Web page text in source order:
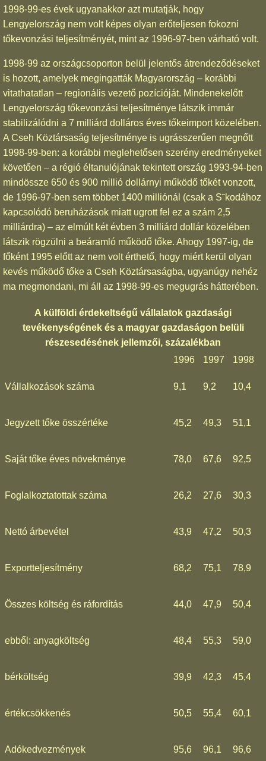
1998-99-es évek ugyanakkor azt mutatják, hogy
Lengyelország nem volt képes olyan erőteljesen fokozni
tőkevonzási teljesítményét, mint az 1996-97-ben várható volt.
1998-99 az országcsoporton belül jelentős átrendeződéseket
is hozott, amelyek megingatták Magyarország – korábbi
vitathatatlan – regionális vezető pozícióját. Mindenekelőtt
Lengyelország tőkevonzási teljesítménye látszik immár
stabilizálódni a 7 milliárd dolláros éves tőkeimport közelében.
A Cseh Köztársaság teljesítménye is ugrásszerűen megnőtt
1998-99-ben: a korábbi meglehetősen szerény eredményeket
követően – a régió éltanulójának tekintett ország 1993-94-ben
mindössze 650 és 900 millió dollárnyi működő tőkét vonzott,
de 1996-97-ben sem többet 1400 milliónál (csak a S˘kodához
kapcsolódó beruházások miatt ugrott fel ez a szám 2,5
milliárdra) – az elmúlt két évben 3 milliárd dollár közelében
látszik rögzülni a beáramló működő tőke. Ahogy 1997-ig, de
főként 1995 előtt az nem volt érthető, hogy miért kerül olyan
kevés működő tőke a Cseh Köztársaságba, ugyanúgy nehéz
ma megmondani, mi áll az 1998-99-es megugrás hátterében.
A külföldi érdekeltségű vállalatok gazdasági
tevékenységének és a magyar gazdaságon belüli
részesedésének jellemzői, százalékban
1996
1997 1998
Vállalkozások száma 9,1 9,2 10,4
Jegyzett tőke összértéke 45,2 49,3 51,1
Saját tőke éves növekménye 78,0 67,6 92,5
Foglalkoztatottak száma 26,2 27,6 30,3
Nettó árbevétel 43,9 47,2 50,3
Exportteljesítmény 68,2 75,1 78,9
Összes költség és ráfordítás 44,0 47,9 50,4
ebből: anyagköltség 48,4 55,3 59,0
bérköltség 39,9 42,3 45,4
értékcsökkenés 50,5 55,4 60,1
Adókedvezmények 95,6 96,1 96,6